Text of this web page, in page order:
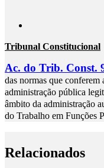
Tribunal Constitucional
Ac. do Trib. Const.
das normas que conferem
administração pública
âmbito da administração
do Trabalho em Funções
Relacionados